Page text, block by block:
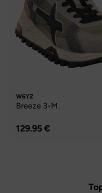
W6YZ
Breeze 3-M.
129.95 €